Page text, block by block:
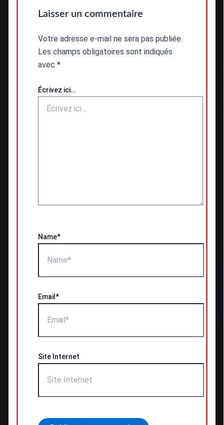
Laisser un commentaire
Votre adresse e-mail ne sera pas publiée.
Les champs obligatoires sont indiqués
avec *
Écrivez ici…
Name*
Email*
Site Internet